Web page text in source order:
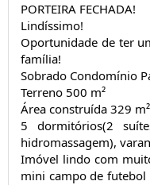
PORTEIRA FECHADA!
Lindíssimo!
Oportunidade de ter
família!
Sobrado Condomínio
Terreno 500 m²
Área construída 329 m²
5 dormitórios(2
hidromassagem),
Imóvel lindo com
mini campo de futebol